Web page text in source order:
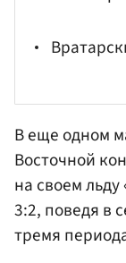
В еще одном
Восточной
на своем
3:2, поведя в
тремя